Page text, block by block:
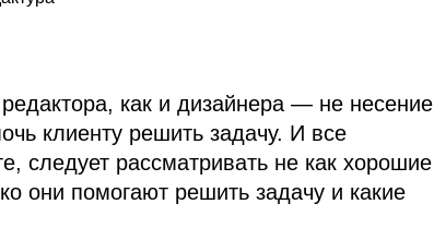
как и дизайнера — не несение
клиенту решить задачу. И все
следует рассматривать не как хорошие
они помогают решить задачу и какие